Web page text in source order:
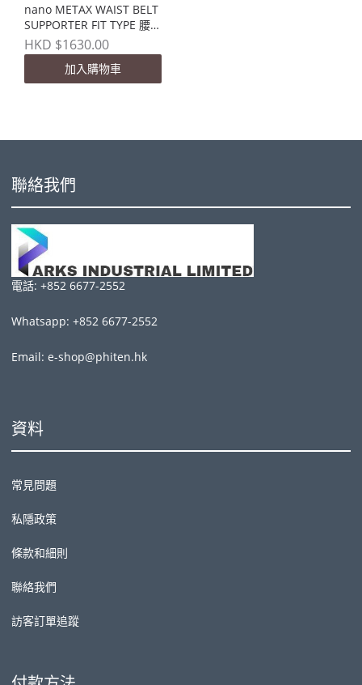
nano METAX WAIST BELT
SUPPORTER FIT TYPE 腰部
護具 - 薄身款
HKD $1630.00
加入購物車
聯絡我們
電話: +852 6677-2552
Whatsapp: +852 6677-2552
Email: e-shop@phiten.hk
資料
常見問題
私隱政策
條款和細則
聯絡我們
訪客訂單追蹤